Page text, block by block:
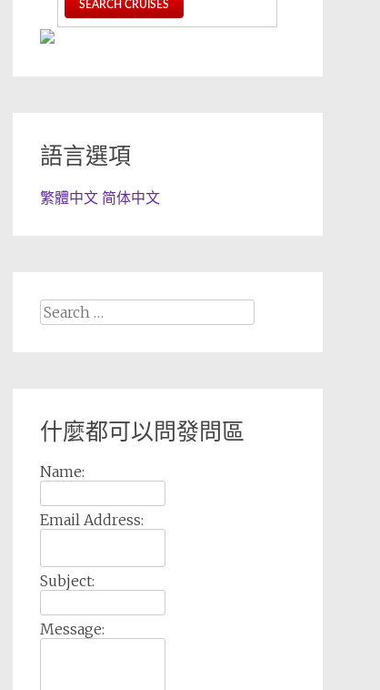
語言選項
繁體中文 简体中文
Search
for:
什麼都可以問發問區
Name:
Email Address:
Subject:
Message: